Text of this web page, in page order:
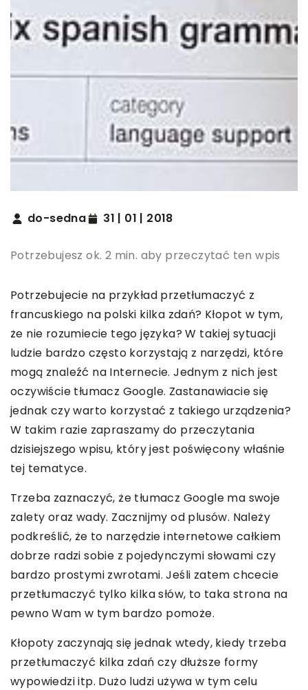
do-sedna 31 | 01 | 2018
Potrzebujesz ok. 2 min. aby przeczytać ten wpis
Potrzebujecie na przykład przetłumaczyć z
francuskiego na polski kilka zdań? Kłopot w tym,
że nie rozumiecie tego języka? W takiej sytuacji
ludzie bardzo często korzystają z narzędzi, które
mogą znaleźć na Internecie. Jednym z nich jest
oczywiście tłumacz Google. Zastanawiacie się
jednak czy warto korzystać z takiego urządzenia?
W takim razie zapraszamy do przeczytania
dzisiejszego wpisu, który jest poświęcony właśnie
tej tematyce.
Trzeba zaznaczyć, że tłumacz Google ma swoje
zalety oraz wady. Zacznijmy od plusów. Należy
podkreślić, że to narzędzie internetowe całkiem
dobrze radzi sobie z pojedynczymi słowami czy
bardzo prostymi zwrotami. Jeśli zatem chcecie
przetłumaczyć tylko kilka słów, to taka strona na
pewno Wam w tym bardzo pomoże.
Kłopoty zaczynają się jednak wtedy, kiedy trzeba
przetłumaczyć kilka zdań czy dłuższe formy
wypowiedzi itp. Dużo ludzi używa w tym celu